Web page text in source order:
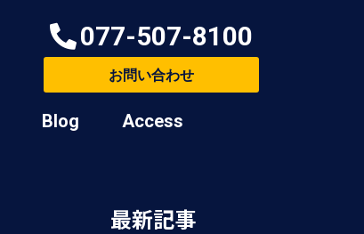
077-507-8100
お問い合わせ
Blog Access
最新記事